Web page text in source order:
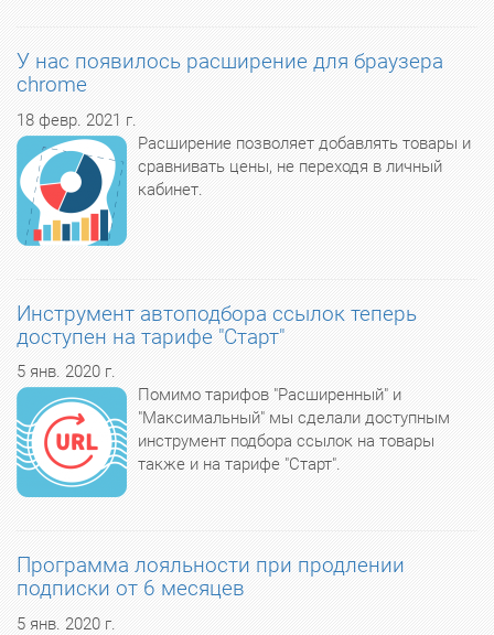
У нас появилось расширение для браузера
chrome
18 февр. 2021 г.
Расширение позволяет добавлять товары и
сравнивать цены, не переходя в личный
кабинет.
Инструмент автоподбора ссылок теперь
доступен на тарифе "Старт"
5 янв. 2020 г.
Помимо тарифов "Расширенный" и
"Максимальный" мы сделали доступным
инструмент подбора ссылок на товары
также и на тарифе "Старт".
Программа лояльности при продлении
подписки от 6 месяцев
5 янв. 2020 г.